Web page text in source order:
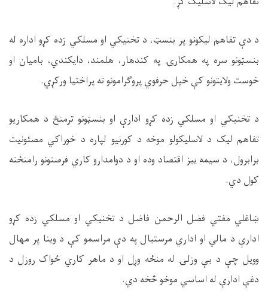
د دې تفاهم لیکونو پر بنسټ، د تخنیکي او مسلکي زده کړو اداره له
بنسټونو سره په همکارۍ په کندهار، هلمند، دایکندي، بامیان او
خوست ولایتونو کې خپل حرفوي پروګرامونو ته پراختیا ورکړي.
د تخنيکي او مسلکي زده کړو ادارې او بنسټونو ترمنځ د همکاریو
تفاهم ليک د لاسليکولو موخه د کورنيو لپاره د خوراکي مصئونیت
برابرول، د سيمه ييز اقتصاد وده او د دوامدارو کاري فرصتونو رامنځته
کول دي.
ښاغلي مفتي فضل الرحمن فاضل د تخنیکي او مسلکي زده کړو
ادارې د مالي او اداري مرستیال په دې مراسمو کې د وینا پر مهال
وویل چې د بې وزلۍ له منځه وړل او د ماهر کاري ځواک روزل د
دغې ادارې له اساسي موخو څخه دي.